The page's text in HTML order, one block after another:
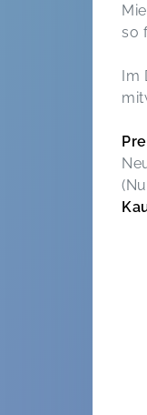
so
Im